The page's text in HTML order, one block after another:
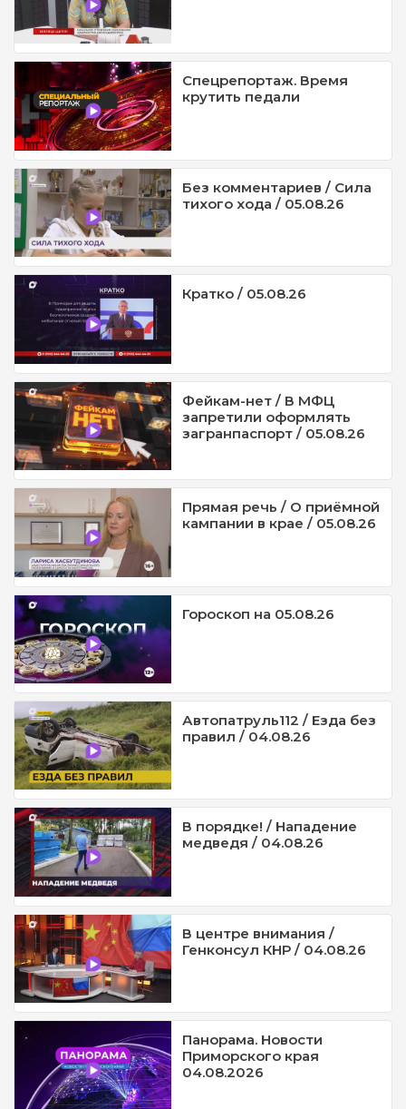
Спецрепортаж. Время
крутить педали
Без комментариев / Сила
тихого хода / 05.08.26
Кратко / 05.08.26
Фейкам-нет / В МФЦ
запретили оформлять
загранпаспорт / 05.08.26
Прямая речь / О приёмной
кампании в крае / 05.08.26
Гороскоп на 05.08.26
Автопатруль112 / Езда без
правил / 04.08.26
В порядке! / Нападение
медведя / 04.08.26
В центре внимания /
Генконсул КНР / 04.08.26
Панорама. Новости
Приморского края
04.08.2026